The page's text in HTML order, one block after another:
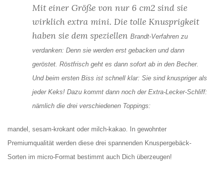
Mit einer Größe von nur 6 cm2 sind sie
wirklich extra mini. Die tolle Knusprigkeit
haben sie dem speziellen Brandt-Verfahren zu
verdanken: Denn sie werden erst gebacken und dann
geröstet. Röstfrisch geht es dann sofort ab in den Becher.
Und beim ersten Biss ist schnell klar: Sie sind knuspriger als
jeder Keks! Dazu kommt dann noch der Extra-Lecker-Schliff:
nämlich die drei verschiedenen Toppings:
mandel, sesam-krokant oder milch-kakao. In gewohnter
Premiumqualität werden diese drei spannenden Knuspergebäck-
Sorten im micro-Format bestimmt auch Dich überzeugen!